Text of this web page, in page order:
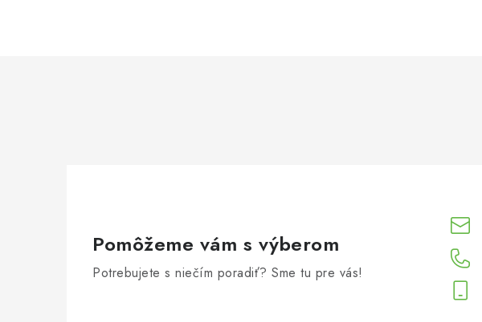
Pomôžeme vám s výberom
Potrebujete s niečím poradiť? Sme tu pre vás!